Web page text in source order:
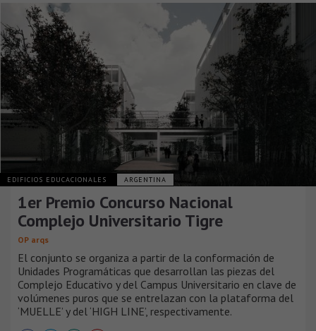
EDIFICIOS EDUCACIONALES ARGENTINA
1er Premio Concurso Nacional
Complejo Universitario Tigre
OP arqs
El conjunto se organiza a partir de la conformación de
Unidades Programáticas que desarrollan las piezas del
Complejo Educativo y del Campus Universitario en clave de
volúmenes puros que se entrelazan con la plataforma del
‘MUELLE’ y del ‘HIGH LINE’, respectivamente.